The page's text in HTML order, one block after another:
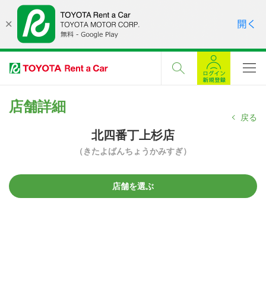
店舗詳細
戻る
北四番丁上杉店
（きたよばんちょうかみすぎ）
店舗を選ぶ